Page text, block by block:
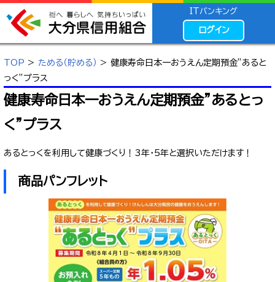
ITバンキング
ログイン
TOP > ためる（貯める） > 健康寿命日本一おうえん定期預金”あると
っく”プラス
健康寿命日本一おうえん定期預金”あるとっ
く”プラス
あるとっくを利用して健康づくり！3年・5年と選択いただけます！
商品パンフレット